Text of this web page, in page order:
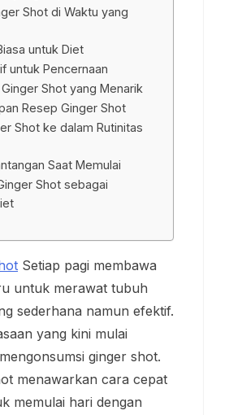
Shot di Waktu yang
untuk Diet
untuk Pencernaan
Shot yang Menarik
Resep Ginger Shot
Shot ke dalam Rutinitas
Saat Memulai
Shot sebagai
Setiap pagi membawa
untuk merawat tubuh
sederhana namun efektif.
yang kini mulai
ginger shot.
menawarkan cara cepat
memulai hari dengan